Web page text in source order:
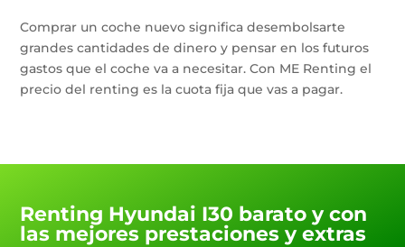
Comprar un coche nuevo significa desembolsarte
grandes cantidades de dinero y pensar en los futuros
gastos que el coche va a necesitar. Con ME Renting el
precio del renting es la cuota fija que vas a pagar.
Renting Hyundai I30 barato y con
las mejores prestaciones y extras